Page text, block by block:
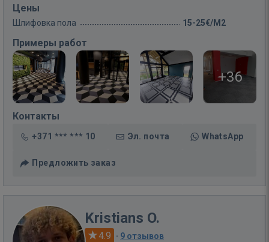
Цены
Шлифовка пола 15-25€/M2
Примеры работ
+36
Контакты
+371 *** *** 10 Эл. почта WhatsApp
Предложить заказ
Kristians O.
4.9 · 9 отзывов